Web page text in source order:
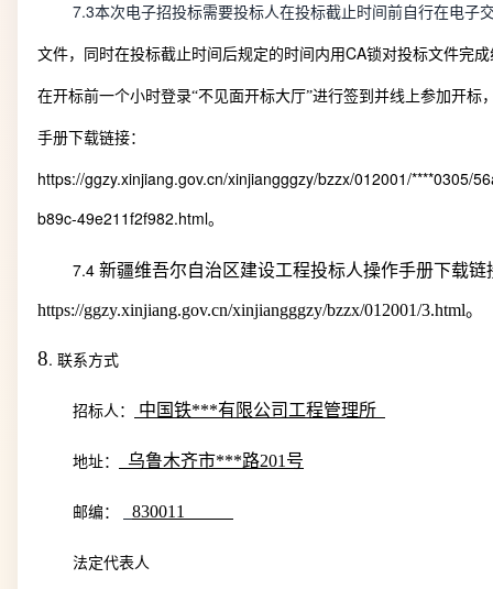
7.3本次电子招投标需要投标人在投标截止时间前自行在电子
文件，同时在投标截止时间后规定的时间内用CA锁对投标文件完
在开标前一个小时登录“不见面开标大厅”进行签到并线上参加开标
手册下载链接：
https://ggzy.xinjiang.gov.cn/xinjiangggzy/bzzx/012001/****0305/
b89c-49e211f2f982.html。
7.4 新疆维吾尔自治区建设工程投标人操作手册下载链
https://ggzy.xinjiang.gov.cn/xinjiangggzy/bzzx/012001/3.html。
8. 联系方式
招标人： 中国铁***有限公司工程管理所
地址： 乌鲁木齐市***路201号
邮编： 830011
法定代表人